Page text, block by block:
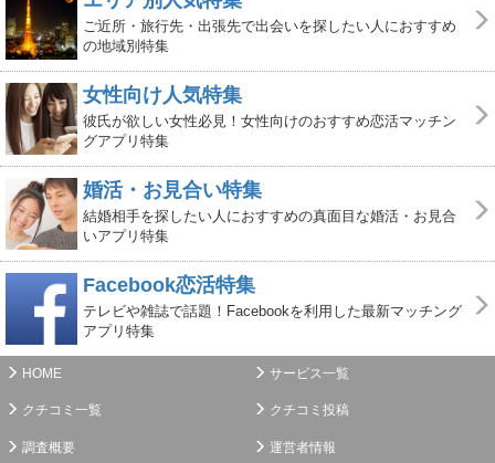
ご近所・旅行先・出張先で出会いを探したい人におすすめ
の地域別特集
女性向け人気特集
彼氏が欲しい女性必見！女性向けのおすすめ恋活マッチン
グアプリ特集
婚活・お見合い特集
結婚相手を探したい人におすすめの真面目な婚活・お見合
いアプリ特集
Facebook恋活特集
テレビや雑誌で話題！Facebookを利用した最新マッチング
アプリ特集
HOME サービス一覧
クチコミ一覧 クチコミ投稿
調査概要 運営者情報